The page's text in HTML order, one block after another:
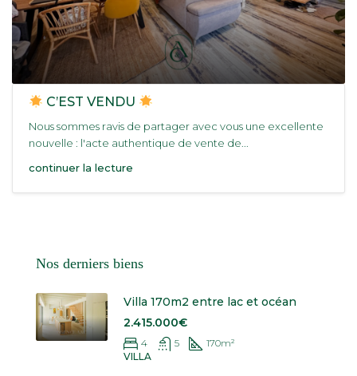
C’EST VENDU
Nous sommes ravis de partager avec vous une excellente
nouvelle : l'acte authentique de vente de...
continuer la lecture
Nos derniers biens
Villa 170m2 entre lac et océan
2.415.000€
4 5 170m²
VILLA